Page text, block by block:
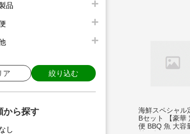
品
ア 絞り込む
から探す
し
海鮮スペシャル
Bセット 【豪華
便 BBQ 魚 大容